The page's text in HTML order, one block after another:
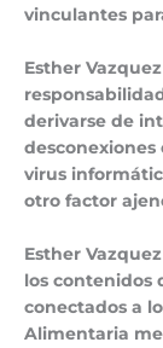
vinculantes
Esther
derivarse de
desconexiones
virus
otro factor
Esther
los contenidos
conectados a
Alimentaria